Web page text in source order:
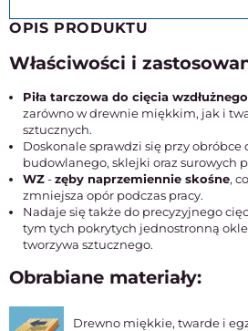
OPIS PRODUKTU
Właściwości i
Piła tarczowa do cięcia
zarówno w drewnie miękkim, jak i
sztucznych.
Doskonale sprawdzi się przy obróbce
budowlanego, sklejki oraz surowych
WZ-zęby naprzemiennie skośne,
zmniejsza opór podczas pracy.
Nadaje się także do precyzyjnego
tym tych pokrytych jednostronną
tworzywa sztucznego.
Obrabiane materiały:
Drewno miękkie, twarde i